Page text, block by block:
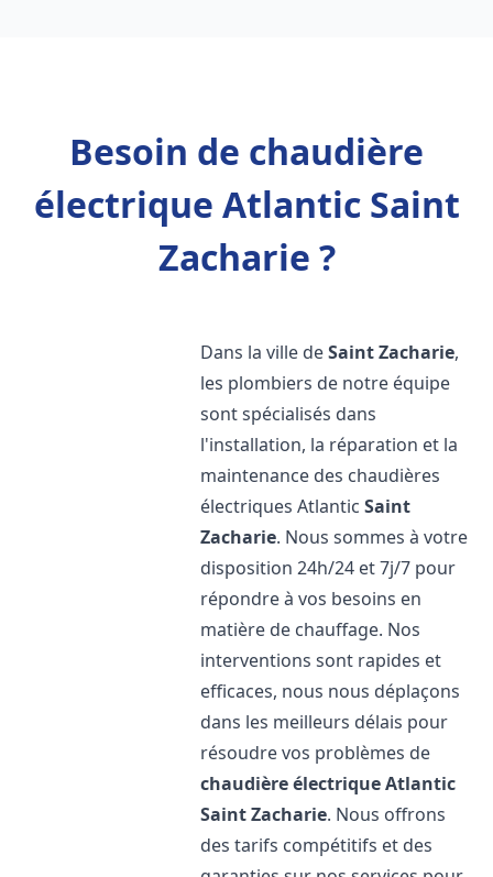
Besoin de chaudière
électrique Atlantic Saint
Zacharie ?
Dans la ville deSaint Zacharie,
les plombiers de notre équipe
sont spécialisés dans
l'installation, la réparation et la
maintenance des chaudières
électriques AtlanticSaint
Zacharie. Nous sommes à votre
disposition 24h/24 et 7j/7 pour
répondre à vos besoins en
matière de chauffage. Nos
interventions sont rapides et
efficaces, nous nous déplaçons
dans les meilleurs délais pour
résoudre vos problèmes de
chaudière électrique Atlantic
Saint Zacharie. Nous offrons
des tarifs compétitifs et des